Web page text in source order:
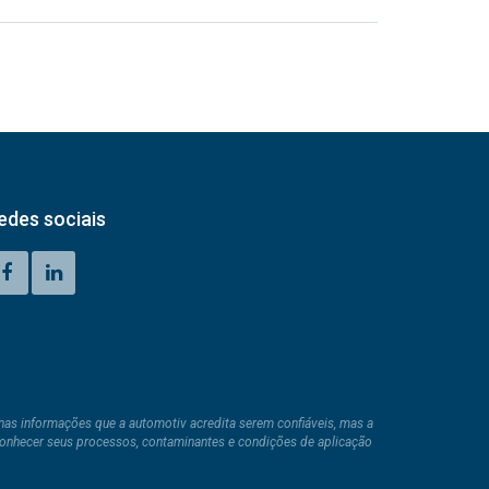
sociais
informações que a automotiv acredita serem confiáveis, mas a
seus processos, contaminantes e condições de aplicação